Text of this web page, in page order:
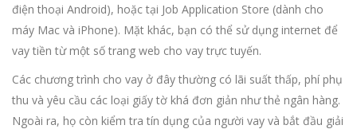
điện thoại Android), hoặc tại Job Application Store (dành cho
máy Mac và iPhone). Mặt khác, bạn có thể sử dụng internet để
vay tiền từ một số trang web cho vay trực tuyến.
Các chương trình cho vay ở đây thường có lãi suất thấp, phí phụ
thu và yêu cầu các loại giấy tờ khá đơn giản như thẻ ngân hàng.
Ngoài ra, họ còn kiểm tra tín dụng của người vay và bắt đầu giải